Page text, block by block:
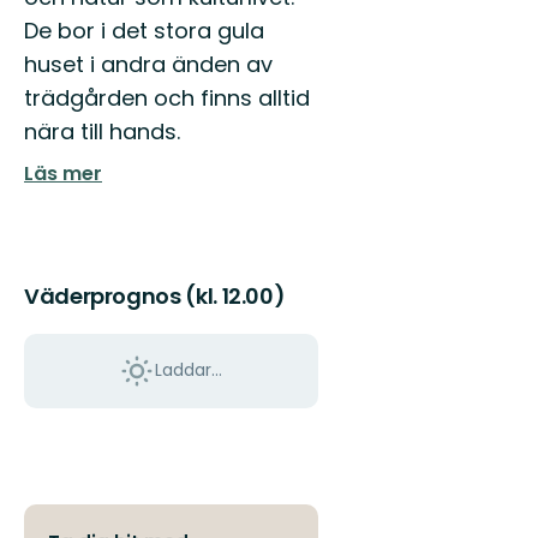
De bor i det stora gula
huset i andra änden av
trädgården och finns alltid
nära till hands.
Läs mer
Väderprognos (kl. 12.00)
Laddar...